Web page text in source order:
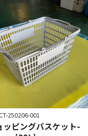
250206-001
ッピングバスケット-